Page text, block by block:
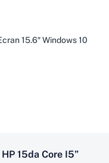
15.6″ Windows 10
15da Core I5”